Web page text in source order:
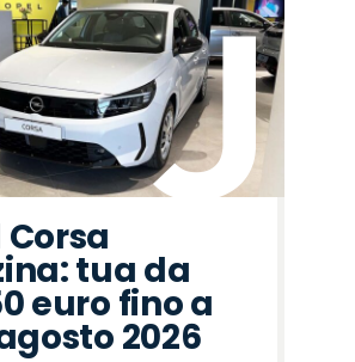
tua da
euro fino a
2026